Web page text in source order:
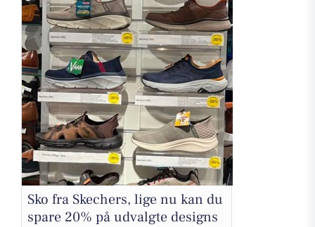
Sko fra Skechers, lige nu kan du
spare 20% på udvalgte designs